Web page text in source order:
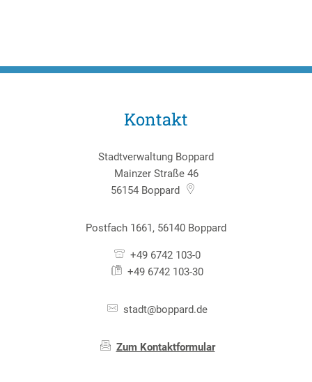
Kontakt
Stadtverwaltung Boppard
Mainzer Straße 46
56154 Boppard
Postfach 1661, 56140 Boppard
+49 6742 103-0
+49 6742 103-30
stadt@boppard.de
Zum Kontaktformular